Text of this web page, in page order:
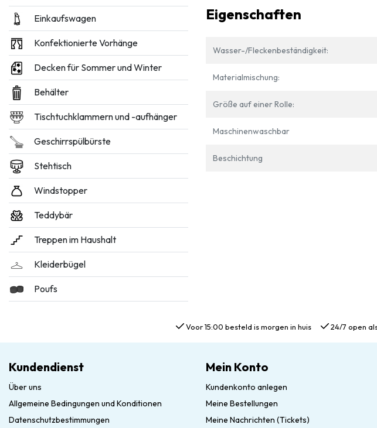
Einkaufswagen
Konfektionierte Vorhänge
Decken für Sommer und Winter
Behälter
Tischtuchklammern und -aufhänger
Geschirrspülbürste
Stehtisch
Windstopper
Teddybär
Treppen im Haushalt
Kleiderbügel
Poufs
Eigenschaften
Wasser-/Fleckenbeständigkeit:
Materialmischung:
Größe auf einer Rolle:
Maschinenwaschbar
Beschichtung
Voor 15:00 besteld is morgen in huis 24/7 open
Kundendienst
Über uns
Allgemeine Bedingungen und Konditionen
Datenschutzbestimmungen
Mein Konto
Kundenkonto anlegen
Meine Bestellungen
Meine Nachrichten (Tickets)